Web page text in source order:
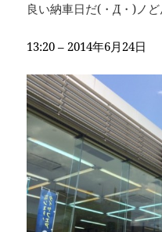
良い納車日だ(・Д・)ノ
13:20 – 2014年6月24日